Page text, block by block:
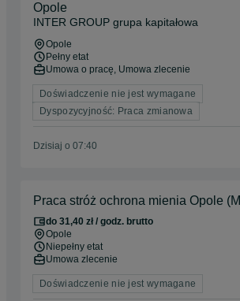
Opole
INTER GROUP grupa kapitałowa
Opole
Pełny etat
Umowa o pracę, Umowa zlecenie
Doświadczenie nie jest wymagane
Dyspozycyjność: Praca zmianowa
Dzisiaj o 07:40
Praca stróż ochrona mienia Opole
do 31,40 zł / godz. brutto
Opole
Niepełny etat
Umowa zlecenie
Doświadczenie nie jest wymagane